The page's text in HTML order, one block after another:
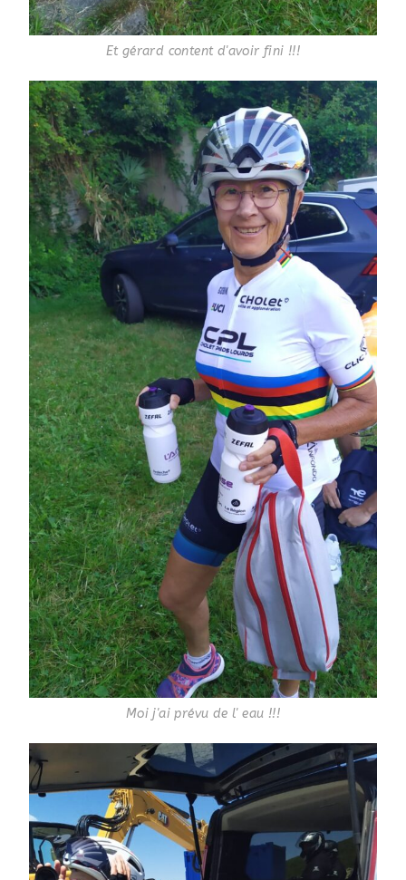
Et gérard content d'avoir fini !!!
Moi j'ai prévu de l' eau !!!